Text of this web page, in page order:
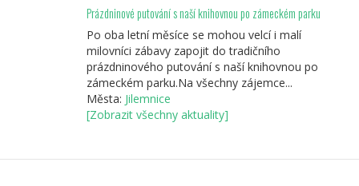
Prázdninové putování s naší knihovnou po zámeckém parku
Po oba letní měsíce se mohou velcí i malí
milovníci zábavy zapojit do tradičního
prázdninového putování s naší knihovnou po
zámeckém parku.Na všechny zájemce...
Města: Jilemnice
[Zobrazit všechny aktuality]